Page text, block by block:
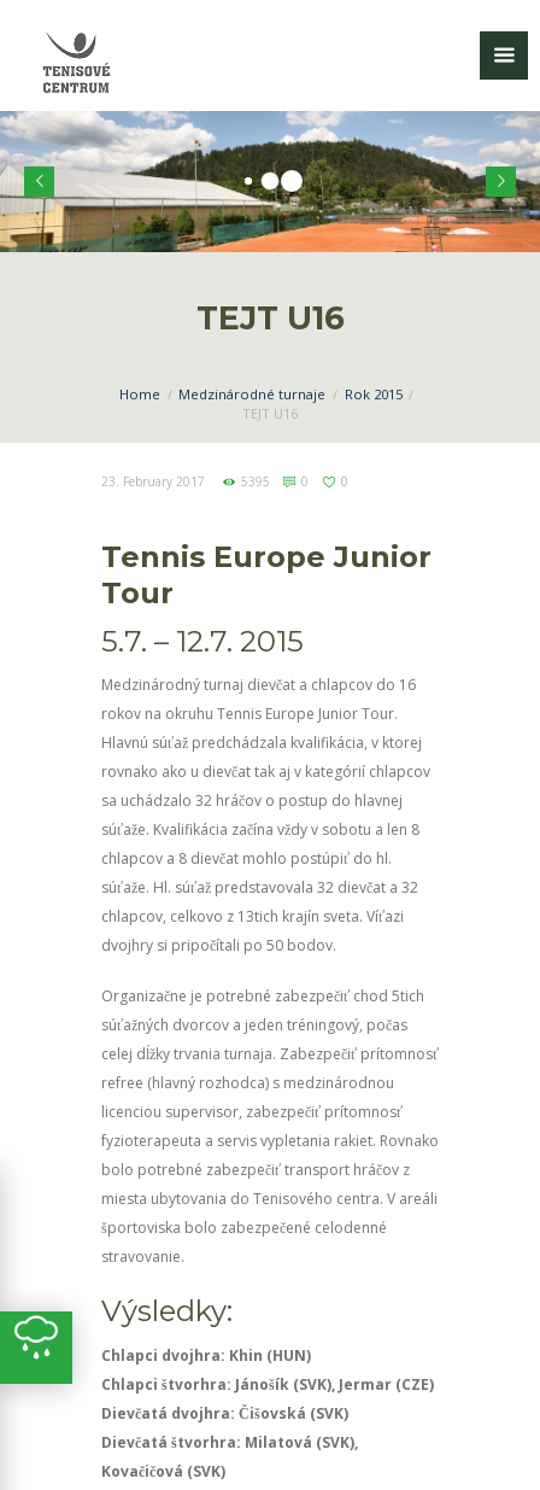
TEJT U16
Home Medzinárodné turnaje
Rok 2015
TEJT U16
23. February 2017 5395 0 0
Tennis Europe Junior
Tour
5.7. – 12.7. 2015
Medzinárodný turnaj dievčat a chlapcov do 16
rokov na okruhu Tennis Europe Junior Tour.
Hlavnú súťaž predchádzala kvalifikácia, v ktorej
rovnako ako u dievčat tak aj v kategórií chlapcov
sa uchádzalo 32 hráčov o postup do hlavnej
súťaže. Kvalifikácia začína vždy v sobotu a len 8
chlapcov a 8 dievčat mohlo postúpiť do hl.
súťaže. Hl. súťaž predstavovala 32 dievčat a 32
chlapcov, celkovo z 13tich krajín sveta. Víťazi
dvojhry si pripočítali po 50 bodov.
Organizačne je potrebné zabezpečiť chod 5tich
súťažných dvorcov a jeden tréningový, počas
celej dĺžky trvania turnaja. Zabezpečiť prítomnosť
refree (hlavný rozhodca) s medzinárodnou
licenciou supervisor, zabezpečiť prítomnosť
fyzioterapeuta a servis vypletania rakiet. Rovnako
bolo potrebné zabezpečiť transport hráčov z
miesta ubytovania do Tenisového centra. V areáli
športoviska bolo zabezpečené celodenné
stravovanie.
Výsledky:
Chlapci dvojhra: Khin (HUN)
Chlapci štvorhra: Jánošík (SVK), Jermar (CZE)
Dievčatá dvojhra: Čišovská (SVK)
Dievčatá štvorhra: Milatová (SVK),
Kovačičová (SVK)